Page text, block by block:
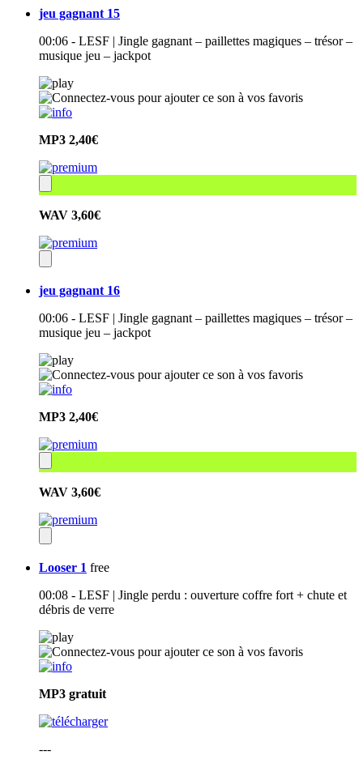
jeu gagnant 15
00:06 - LESF | Jingle gagnant – paillettes magiques – trésor –
musique jeu – jackpot
MP3 2,40€
WAV 3,60€
jeu gagnant 16
00:06 - LESF | Jingle gagnant – paillettes magiques – trésor –
musique jeu – jackpot
MP3 2,40€
WAV 3,60€
Looser 1 free
00:08 - LESF | Jingle perdu : ouverture coffre fort + chute et
débris de verre
MP3 gratuit
---